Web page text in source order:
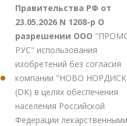
Правительства РФ от
23.05.2026 N 1208-р О
разрешении ООО
РУС" использования
изобретений без согласия
компании "НОВО
(DK) в целях обеспечения
населения Российской
Федерации лекарственными